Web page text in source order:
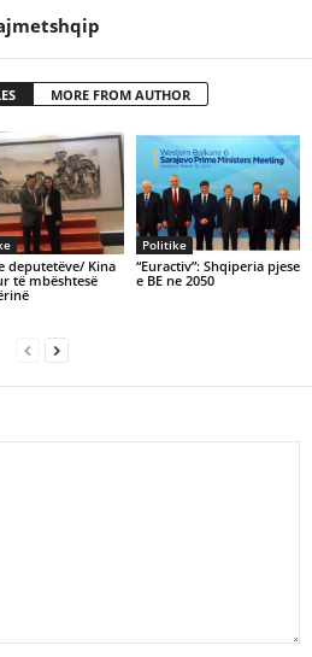
MORE FROM AUTHOR
deputetëve/ Kina
të mbështesë
Politike
“Euractiv”: Shqiperia pjese
e BE ne 2050